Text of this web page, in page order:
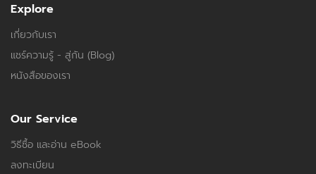
Explore
เกี่ยวกับเรา
แชร์ความรู้ - สู่กัน (Blog)
หนังสือของเรา
Our Service
วิธีซื้อ และอ่าน eBook
ลงทะเบียน